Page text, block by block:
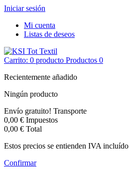
Iniciar sesión
Mi cuenta
Listas de deseos
Carrito: 0 producto Productos 0
Recientemente añadido
Ningún producto
Envío gratuito! Transporte
0,00 € Impuestos
0,00 € Total
Estos precios se entienden IVA incluído
Confirmar